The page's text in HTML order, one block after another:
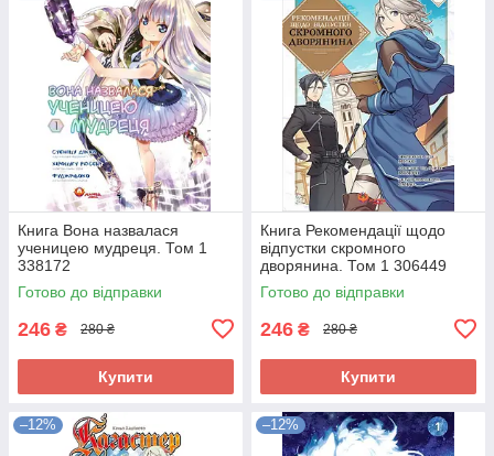
Книга Вона назвалася
ученицею мудреця. Том 1
338172
Готово до відправки
246 ₴ 280 ₴
Купити
Книга Рекомендації щодо
відпустки скромного
дворянина. Том 1 306449
Готово до відправки
246 ₴ 280 ₴
Купити
–12% –12%